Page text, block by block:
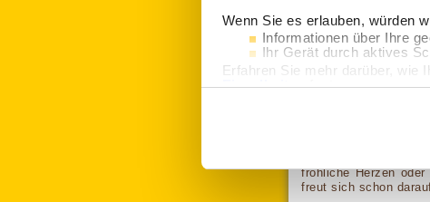
Wenn Sie es erlauben, würden
Informationen über Ihre
Ihr Gerät durch aktives
Erfahren Sie mehr darüber, wie
Einzelheitenfest.
und die Zugriffe auf unsere
Website an unsere Partner für
der Dienste gesammelt haben.
"Details", um die Cookies
Wenn die
und speichere es
auszudrucken.
Auf einem
Gerät speichern.
Welche
fröhliche Herzen
freut sich schon